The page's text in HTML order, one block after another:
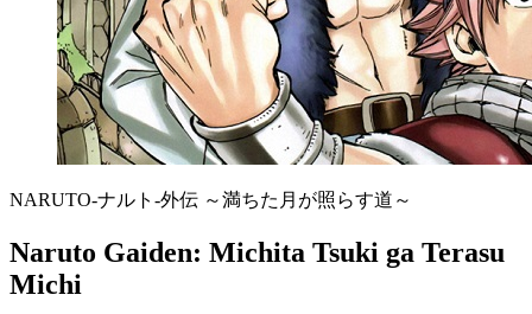
NARUTO-ナルト-外伝 ～満ちた月が照らす道～
Naruto Gaiden: Michita Tsuki ga Terasu
Michi